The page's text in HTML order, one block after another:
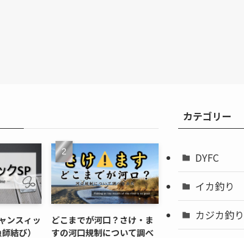
ンスィッ
結び）
どこまでが河口？さけ・ま
すの河口規制について調べ
カテゴリー
DYFC
イカ釣り
カジカ釣り